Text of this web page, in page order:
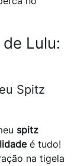
Lulu:
Spitz
spitz
é tudo!
na tigela